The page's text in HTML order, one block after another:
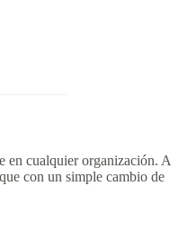
en cualquier organización. A
con un simple cambio de